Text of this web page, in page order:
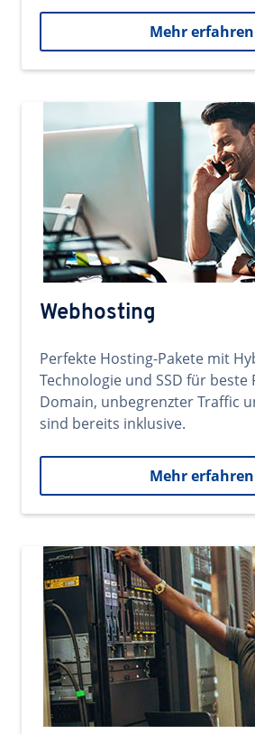
Mehr erfahren
Webhosting
Perfekte Hosting-Pakete mit
Technologie und SSD für beste
Domain, unbegrenzter Traffic
sind bereits inklusive.
Mehr erfahren